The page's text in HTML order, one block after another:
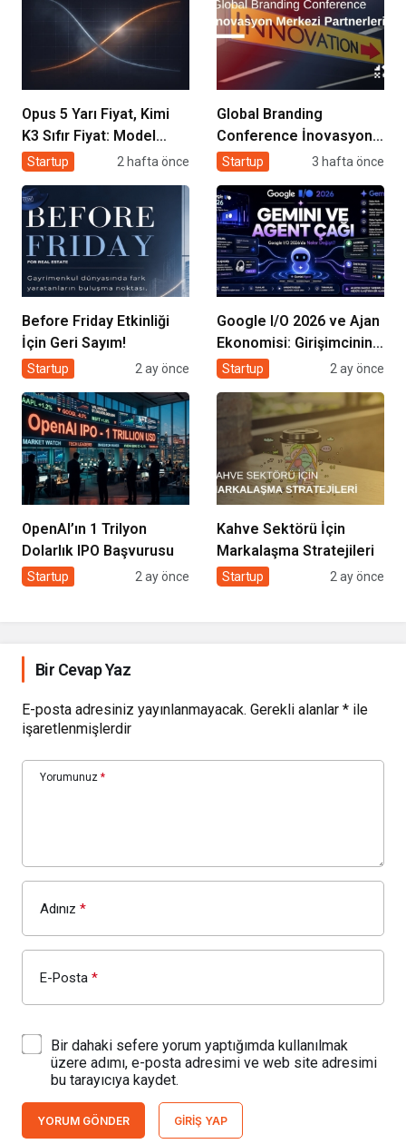
Opus 5 Yarı Fiyat, Kimi
K3 Sıfır Fiyat: Model
Artık Rekabet Avantajın
Startup 2 hafta önce
Global Branding
Conference İnovasyon
Merkezleri
Startup 3 hafta önce
Before Friday Etkinliği
İçin Geri Sayım!
Startup 2 ay önce
Google I/O 2026 ve Ajan
Ekonomisi: Girişimcinin
Yeni Rakibi Arama
Startup 2 ay önce
OpenAI’ın 1 Trilyon
Dolarlık IPO Başvurusu
Startup 2 ay önce
Kahve Sektörü İçin
Markalaşma Stratejileri
Startup 2 ay önce
Bir Cevap Yaz
E-posta adresiniz yayınlanmayacak. Gerekli alanlar * ile
işaretlenmişlerdir
Yorumunuz *
Adınız *
E-Posta *
Bir dahaki sefere yorum yaptığımda kullanılmak
üzere adımı, e-posta adresimi ve web site adresimi
bu tarayıcıya kaydet.
YORUM GÖNDER GIRIŞ YAP